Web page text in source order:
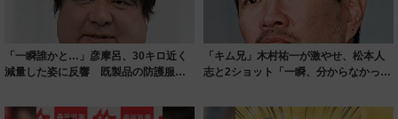
「一瞬誰かと…」彦摩呂、30キロ近く
減量した姿に反響 既製品の防護服が
「キム兄」木村祐一が激やせ、松本人
志と2ショット「一瞬、分からなかった